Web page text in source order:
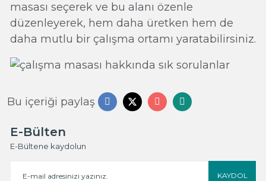
masası seçerek ve bu alanı özenle
düzenleyerek, hem daha üretken hem de
daha mutlu bir çalışma ortamı yaratabilirsiniz.
Bu içeriği paylaş
E-Bülten
E-Bültene kaydolun
KAYDOL